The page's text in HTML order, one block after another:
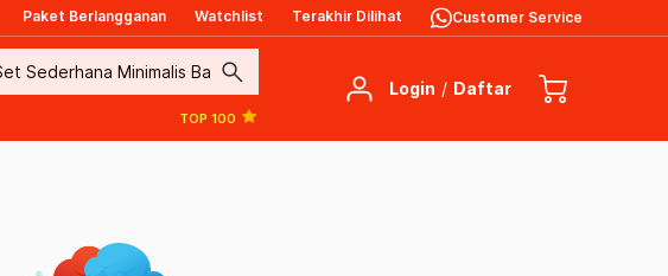
Paket Berlangganan Watchlist Terakhir Dilihat Customer Service
search
TOP 100
Login / Daftar